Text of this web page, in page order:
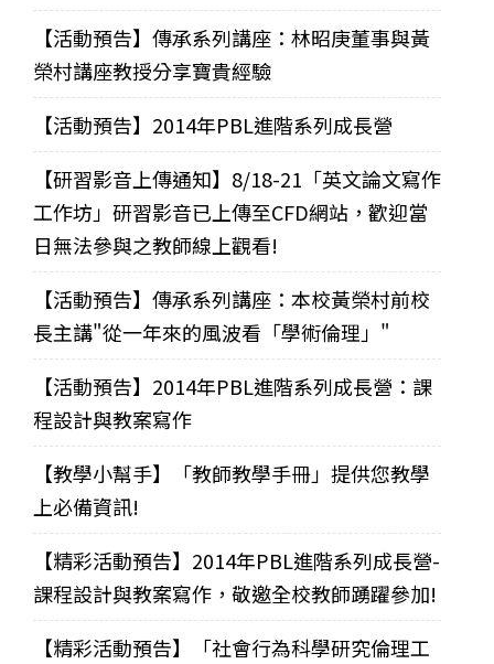
【活動預告】傳承系列講座：林昭庚董事與黃
榮村講座教授分享寶貴經驗
【活動預告】2014年PBL進階系列成長營
【研習影音上傳通知】8/18-21「英文論文寫作
工作坊」研習影音已上傳至CFD網站，歡迎當
日無法參與之教師線上觀看!
【活動預告】傳承系列講座：本校黃榮村前校
長主講"從一年來的風波看「學術倫理」"
【活動預告】2014年PBL進階系列成長營：課
程設計與教案寫作
【教學小幫手】「教師教學手冊」提供您教學
上必備資訊!
【精彩活動預告】2014年PBL進階系列成長營-
課程設計與教案寫作，敬邀全校教師踴躍參加!
【精彩活動預告】「社會行為科學研究倫理工